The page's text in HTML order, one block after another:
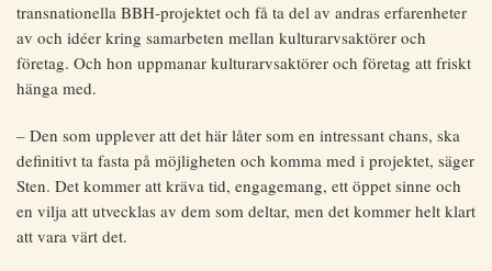
transnationella BBH-projektet och få ta del av andras erfarenheter
av och idéer kring samarbeten mellan kulturarvsaktörer och
företag. Och hon uppmanar kulturarvsaktörer och företag att friskt
hänga med.
– Den som upplever att det här låter som en intressant chans, ska
definitivt ta fasta på möjligheten och komma med i projektet, säger
Sten. Det kommer att kräva tid, engagemang, ett öppet sinne och
en vilja att utvecklas av dem som deltar, men det kommer helt klart
att vara värt det.